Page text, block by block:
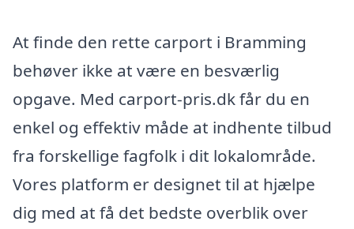
At finde den rette carport i Bramming
behøver ikke at være en besværlig
opgave. Med carport-pris.dk får du en
enkel og effektiv måde at indhente tilbud
fra forskellige fagfolk i dit lokalområde.
Vores platform er designet til at hjælpe
dig med at få det bedste overblik over